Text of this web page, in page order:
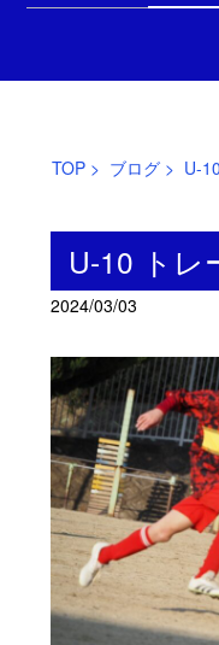
TOP> ブログ> U-10
U-10 トレ
2024/03/03